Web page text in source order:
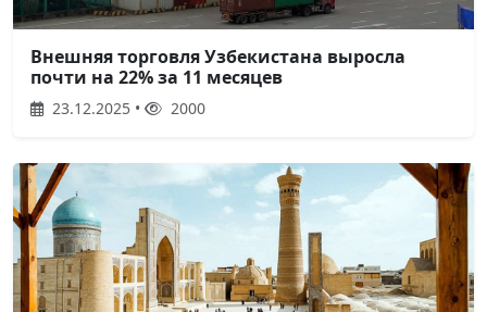
Внешняя торговля Узбекистана выросла
почти на 22% за 11 месяцев
23.12.2025 • 2000